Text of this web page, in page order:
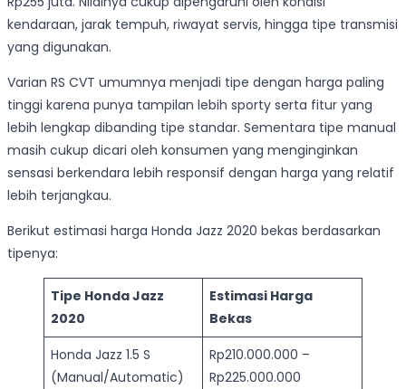
kendaraan, jarak tempuh, riwayat servis, hingga tipe transmisi
yang digunakan.
Varian RS CVT umumnya menjadi tipe dengan harga paling
tinggi karena punya tampilan lebih sporty serta fitur yang
lebih lengkap dibanding tipe standar. Sementara tipe manual
masih cukup dicari oleh konsumen yang menginginkan
sensasi berkendara lebih responsif dengan harga yang relatif
lebih terjangkau.
Berikut estimasi harga Honda Jazz 2020 bekas berdasarkan
tipenya:
Tipe Honda Jazz
2020
Estimasi Harga
Bekas
Honda Jazz 1.5 S
(Manual/Automatic)
Rp210.000.000 –
Rp225.000.000